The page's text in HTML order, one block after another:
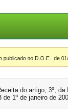
publicado no D.O.E. de
do artigo, 3º,
1º de janeiro de